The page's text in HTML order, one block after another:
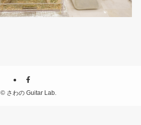
©さわの Guitar Lab.